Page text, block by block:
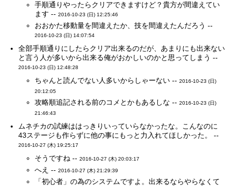
手順通りやったらクリアできますけど？貴方が間違えてい
ます --2016-10-23 (日) 12:25:46
おおかた移動量を間違えたか、技を間違えたんだろう --
2016-10-23 (日) 14:07:54
全部手順通りにしたらクリア出来るのだが、あまりにも出来ない
と言う人が多いから出来る俺がおかしいのかと思ってしまう --
2016-10-23 (日) 12:48:28
ちゃんと読んでない人多いからしゃーない --2016-10-23 (日)
20:12:05
攻略順追記される前のコメとかもあるしな --2016-10-23 (日)
21:46:43
ムネチカの試練ははっきりいっていらなかったな。こんなのに
43ステージも作らずに他の事にもっと力入れてほしかった。 --
2016-10-27 (木) 19:25:17
そうですね --2016-10-27 (木) 20:03:17
へえ --2016-10-27 (木) 21:29:39
「初心者」の為のシステムですよ。出来るならやらなくて